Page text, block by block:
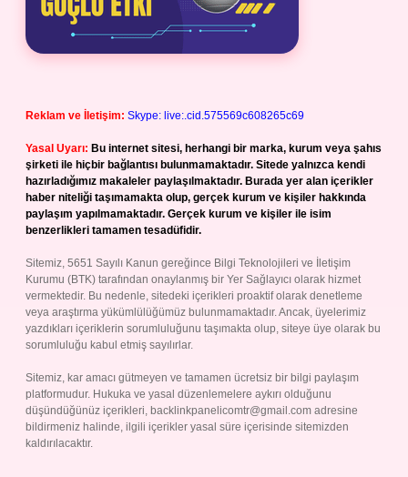
Reklam ve İletişim: Skype: live:.cid.575569c608265c69
Yasal Uyarı: Bu internet sitesi, herhangi bir marka, kurum veya şahıs
şirketi ile hiçbir bağlantısı bulunmamaktadır. Sitede yalnızca kendi
hazırladığımız makaleler paylaşılmaktadır. Burada yer alan içerikler
haber niteliği taşımamakta olup, gerçek kurum ve kişiler hakkında
paylaşım yapılmamaktadır. Gerçek kurum ve kişiler ile isim
benzerlikleri tamamen tesadüfidir.
Sitemiz, 5651 Sayılı Kanun gereğince Bilgi Teknolojileri ve İletişim
Kurumu (BTK) tarafından onaylanmış bir Yer Sağlayıcı olarak hizmet
vermektedir. Bu nedenle, sitedeki içerikleri proaktif olarak denetleme
veya araştırma yükümlülüğümüz bulunmamaktadır. Ancak, üyelerimiz
yazdıkları içeriklerin sorumluluğunu taşımakta olup, siteye üye olarak bu
sorumluluğu kabul etmiş sayılırlar.
Sitemiz, kar amacı gütmeyen ve tamamen ücretsiz bir bilgi paylaşım
platformudur. Hukuka ve yasal düzenlemelere aykırı olduğunu
düşündüğünüz içerikleri, backlinkpanelicomtr@gmail.com adresine
bildirmeniz halinde, ilgili içerikler yasal süre içerisinde sitemizden
kaldırılacaktır.